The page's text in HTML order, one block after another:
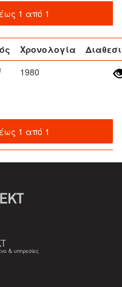
1 από 1
Χρονολογία
1980
1 από 1